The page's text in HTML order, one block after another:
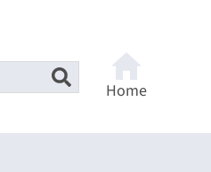
Home